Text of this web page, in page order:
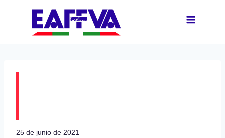
contenido
25 de junio de 2021